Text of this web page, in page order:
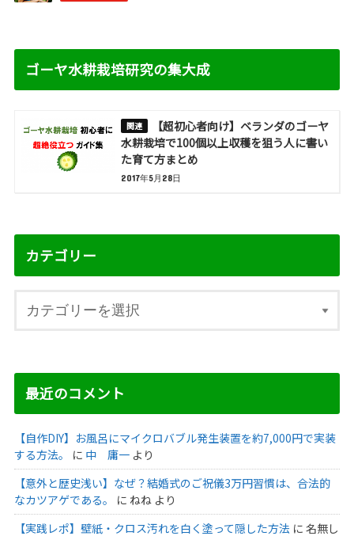
ゴーヤ水耕栽培研究の集大成
【超初心者向け】ベランダのゴーヤ
水耕栽培で100個以上収穫を狙う人に書い
た育て方まとめ
2017年5月28日
カテゴリー
最近のコメント
【自作DIY】お風呂にマイクロバブル発生装置を約7,000円で実装
する方法。
に 中 庸一より
【意外と歴史浅い】なぜ？結婚式のご祝儀3万円習慣は、合法的
なカツアゲである。
に ねねより
【実践レポ】壁紙・クロス汚れを白く塗って隠した方法 に 名無し